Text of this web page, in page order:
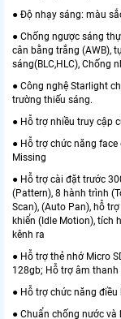
● Độ nhạy sáng: màu
● Chống ngược sáng
cân bằng trắng (AWB),
sáng(BLC,HLC), Chống
● Công nghệ Starlight
trường thiếu sáng.
● Hỗ trợ nhiều truy cập
● Hỗ trợ chức năng
Missing
● Hỗ trợ cài đặt trước
(Pattern), 8 hành trình
Scan), (Auto Pan), hỗ
khiển (Idle Motion), tích
kênh ra
● Hỗ trợ thẻ nhớ Micro
128gb; Hỗ trợ âm thanh
● Hỗ trợ chức năng
● Chuẩn chống nước và